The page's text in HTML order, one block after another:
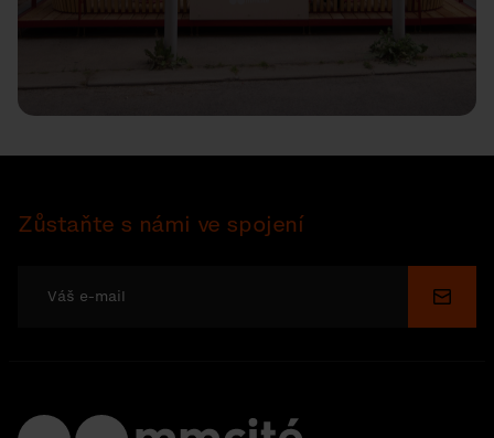
Zůstaňte s námi ve spojení